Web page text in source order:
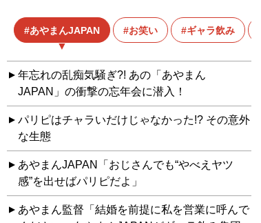
あやまんJAPAN お笑い ギャラ飲み
年忘れの乱痴気騒ぎ?! あの「あやまん
JAPAN」の衝撃の忘年会に潜入！
パリピはチャラいだけじゃなかった!? その意外
な生態
あやまんJAPAN「おじさんでも“やべえヤツ
感”を出せばパリピだよ」
あやまん監督「結婚を前提に私を営業に呼んで